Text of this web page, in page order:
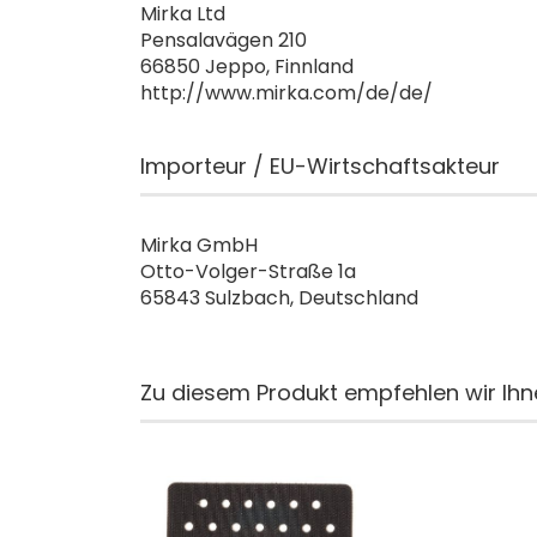
Mirka Ltd
Pensalavägen 210
66850 Jeppo, Finnland
http://www.mirka.com/de/de/
Importeur / EU-Wirtschaftsakteur
Mirka GmbH
Otto-Volger-Straße 1a
65843 Sulzbach, Deutschland
Zu diesem Produkt empfehlen wir